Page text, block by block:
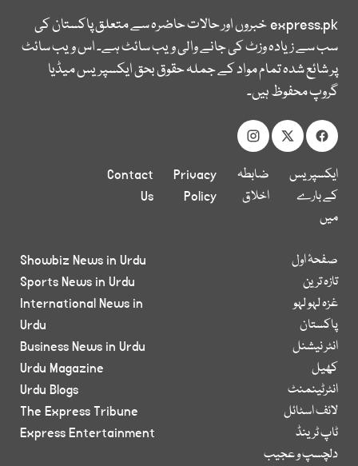
express.pkخبروں اور حالات حاضرہ سے متعلق پاکستان کی
سب سے زیادہ وزٹ کی جانے والی ویب سائٹ ہے۔ اس ویب سائٹ
پر شائع شدہ تمام مواد کے جملہ حقوق بحق ایکسپریس میڈیا
گروپ محفوظ ہیں۔
ایکسپریس
کے بارے
میں
ضابطہ
اخلاق
Privacy
Policy
Contact
Us
صفحۂ اول
تازہ ترین
غزہ لہو لہو
پاکستان
انٹر نیشنل
کھیل
انٹرٹینمنٹ
لائف اسٹائل
ٹاپ ٹرینڈ
دلچسپ و عجیب
Showbiz News in Urdu
Sports News in Urdu
International News in
Urdu
Business News in Urdu
Urdu Magazine
Urdu Blogs
The Express Tribune
Express Entertainment